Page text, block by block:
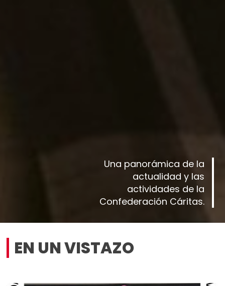
Una panorámica de la
actualidad y las
actividades de la
Confederación Cáritas.
EN UN VISTAZO